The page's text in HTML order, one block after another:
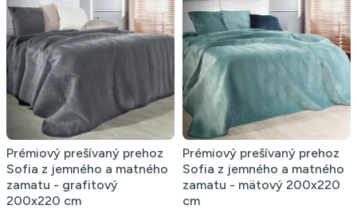
Prémiový prešívaný prehoz
Sofia z jemného a matného
zamatu - grafitový
200x220 cm
Prémiový prešívaný prehoz
Sofia z jemného a matného
zamatu - mätový 200x220
cm